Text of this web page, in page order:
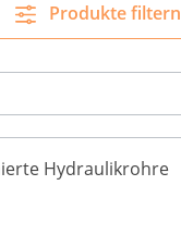
Produkte filtern